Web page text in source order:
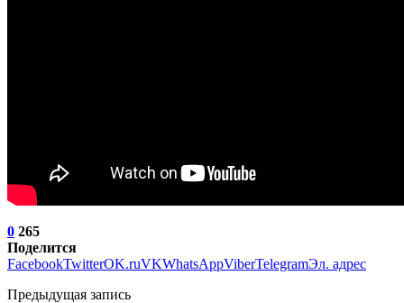
0 265
Поделится
FacebookTwitterOK.ruVKWhatsAppViberTelegramЭл. адрес
Предыдущая запись